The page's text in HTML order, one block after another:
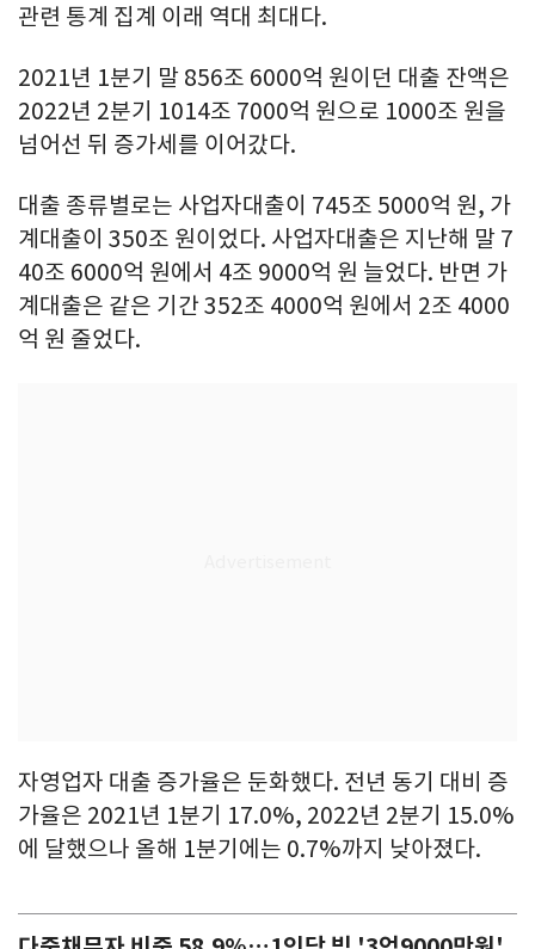
관련 통계 집계 이래 역대 최대다.
2021년 1분기 말 856조 6000억 원이던 대출 잔액은
2022년 2분기 1014조 7000억 원으로 1000조 원을
넘어선 뒤 증가세를 이어갔다.
대출 종류별로는 사업자대출이 745조 5000억 원, 가
계대출이 350조 원이었다. 사업자대출은 지난해 말 7
40조 6000억 원에서 4조 9000억 원 늘었다. 반면 가
계대출은 같은 기간 352조 4000억 원에서 2조 4000
억 원 줄었다.
자영업자 대출 증가율은 둔화했다. 전년 동기 대비 증
가율은 2021년 1분기 17.0%, 2022년 2분기 15.0%
에 달했으나 올해 1분기에는 0.7%까지 낮아졌다.